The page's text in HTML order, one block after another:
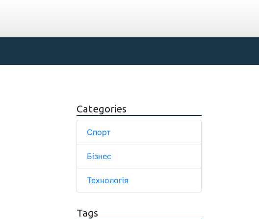
Categories
Спорт
Бізнес
Технологія
Tags